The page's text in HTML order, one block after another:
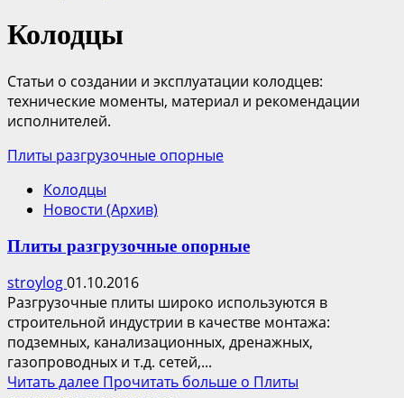
Колодцы
Статьи о создании и эксплуатации колодцев:
технические моменты, материал и рекомендации
исполнителей.
Плиты разгрузочные опорные
Колодцы
Новости (Архив)
Плиты разгрузочные опорные
stroylog01.10.2016
Разгрузочные плиты широко используются в
строительной индустрии в качестве монтажа:
подземных, канализационных, дренажных,
газопроводных и т.д. сетей,...
Читать далее Прочитать больше о Плиты